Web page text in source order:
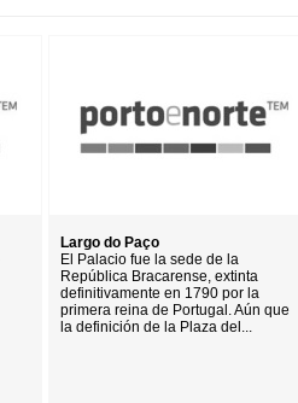
Largo do Paço
El Palacio fue la sede de la
República Bracarense, extinta
definitivamente en 1790 por la
primera reina de Portugal. Aún que
la definición de la Plaza del...